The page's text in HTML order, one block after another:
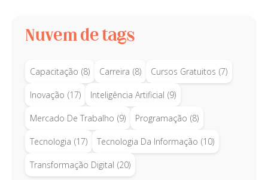
Nuvem de tags
Capacitação (8) Carreira (8) Cursos Gratuitos (7)
Inovação (17) Inteligência Artificial (9)
Mercado De Trabalho (9) Programação (8)
Tecnologia (17) Tecnologia Da Informação (10)
Transformação Digital (20)